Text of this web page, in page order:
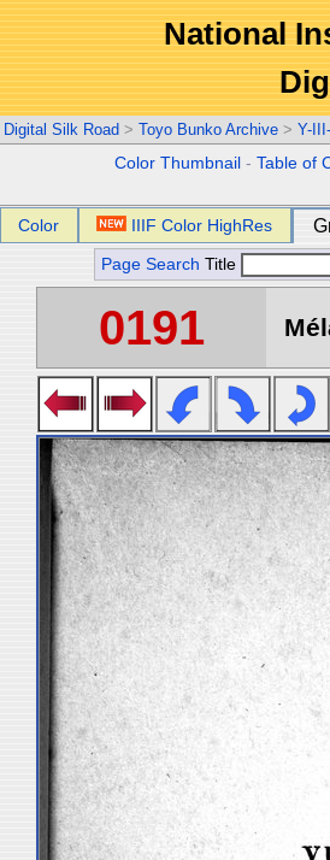
National
Digital Silk Road > Toyo Bunko Archive > Y-
Color Thumbnail -Table of
Color IIIF Color HighRes
Page Search Title
0191